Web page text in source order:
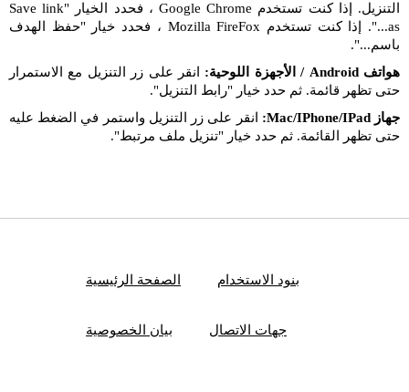
التنزيل. إذا كنت تستخدم Google Chrome ، فحدد الخيار "Save link
as...". إذا كنت تستخدم Mozilla FireFox ، فحدد خيار "حفظ الهدف
باسم...".
هواتف Android / الأجهزة اللوحية:
انقر على زر التنزيل مع الاستمرار
حتى تظهر قائمة. ثم حدد خيار "رابط التنزيل".
جهاز Mac/IPhone/IPad:
انقر على زر التنزيل واستمر في الضغط عليه
حتى تظهر القائمة. ثم حدد خيار "تنزيل ملف مرتبط".
الصفحة الرئيسية بنود الاستخدام
بيان الخصوصية جهات الاتصال